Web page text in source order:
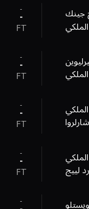
--
FT
جينك
--
FT
--
FT شارلروا
--
FT لييج
-